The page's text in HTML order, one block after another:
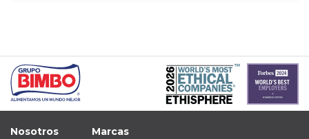
Nosotros Marcas